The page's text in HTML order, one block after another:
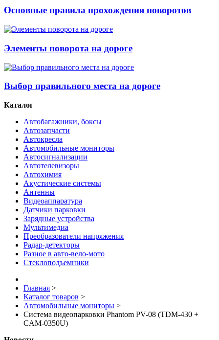
Основные правила прохождения поворотов
Элементы поворота на дороге
Выбор правильного места на дороге
Каталог
Автобагажники, боксы
Автозапчасти
Автокресла
Автомобильные мониторы
Автосигнализации
Автотелевизоры
Автохимия
Акустические системы
Антенны
Видеоаппаратура
Датчики парковки
Зарядные устройства
Мультимедиа
Преобразователи напряжения
Радар-детекторы
Разное в авто-вело-мото
Стеклоподъемники
Главная >
Каталог товаров >
Автомобильные мониторы >
Система видеопарковки Phantom PV-08 (TDM-430 +
CAM-0350U)